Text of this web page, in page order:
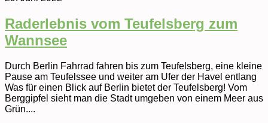
Raderlebnis vom Teufelsberg zum
Wannsee
Durch Berlin Fahrrad fahren bis zum Teufelsberg, eine kleine
Pause am Teufelssee und weiter am Ufer der Havel entlang
Was für einen Blick auf Berlin bietet der Teufelsberg! Vom
Berggipfel sieht man die Stadt umgeben von einem Meer aus
Grün....